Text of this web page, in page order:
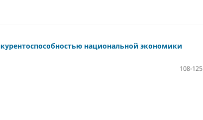
национальной экономики
108-125